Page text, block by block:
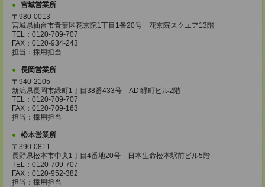
宮城営業所
〒980-0013
宮城県仙台市青葉区花京院1丁目1番20号 花京院スクエア13階
TEL：0120-709-707
FAX：0120-934-243
担当：採用担当
長岡営業所
〒940-2105
新潟県長岡市緑町1丁目38番433号 ADI緑町ビル2階
TEL：0120-709-707
FAX：0120-709-163
担当：採用担当
松本営業所
〒390-0811
長野県松本市中央1丁目4番地20号 日本生命松本駅前ビル5階
TEL：0120-709-707
FAX：0120-952-382
担当：採用担当